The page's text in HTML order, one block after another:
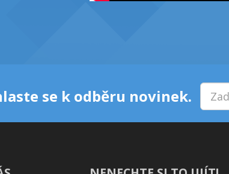
se k odběru novinek.